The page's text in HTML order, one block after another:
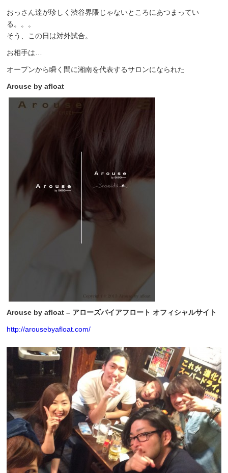
おっさん達が珍しく渋谷界隈じゃないところにあつまってい
る。。。
そう、この日は対外試合。
お相手は…
オープンから瞬く間に湘南を代表するサロンになられた
Arouse by afloat
Arouse by afloat – アローズバイアフロート オフィシャルサイト
http://arousebyafloat.com/